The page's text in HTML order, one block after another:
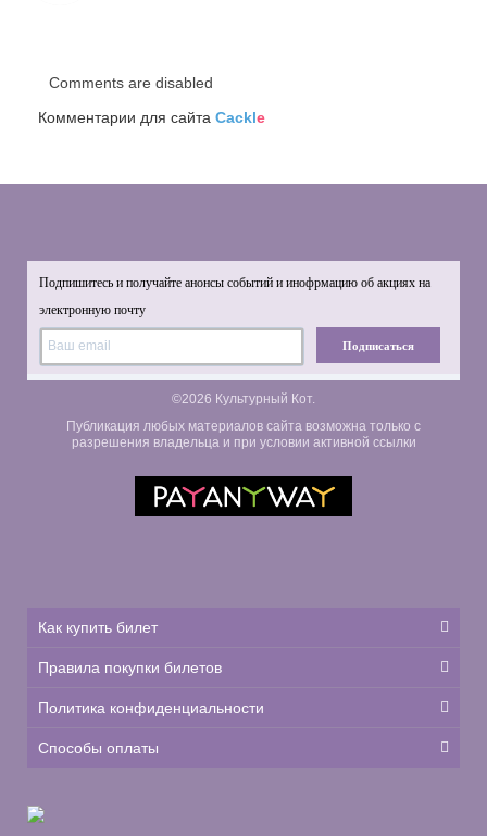
Comments are disabled
Комментарии для сайта Cackle
Подпишитесь и получайте анонсы событий и инофрмацию об акциях на
электронную почту
Подписаться
©2026 Культурный Кот.
Публикация любых материалов сайта возможна только с
разрешения владельца и при условии активной ссылки
Как купить билет
Правила покупки билетов
Политика конфиденциальности
Способы оплаты